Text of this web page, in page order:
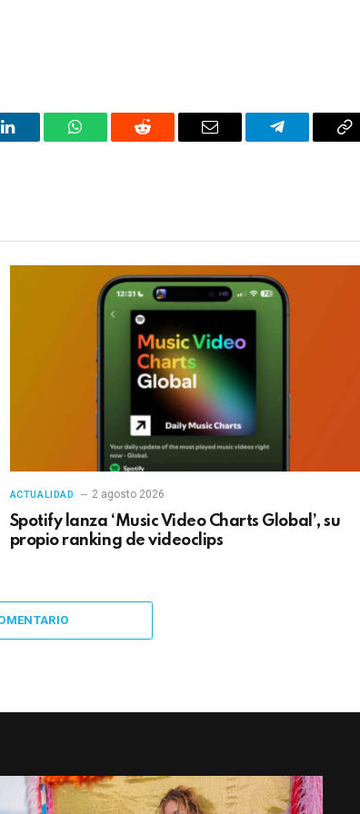
LinkedIn WhatsAppReddit
Correo
Telegrama
ACTUALIDAD 2 agosto 2026
Spotify lanza ‘Music Video Charts Global’, su
propio ranking de videoclips